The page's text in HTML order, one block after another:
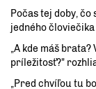
Počas tej doby, čo
jedného
„A kde máš
príležitosť?"
„Pred chvíľou tu